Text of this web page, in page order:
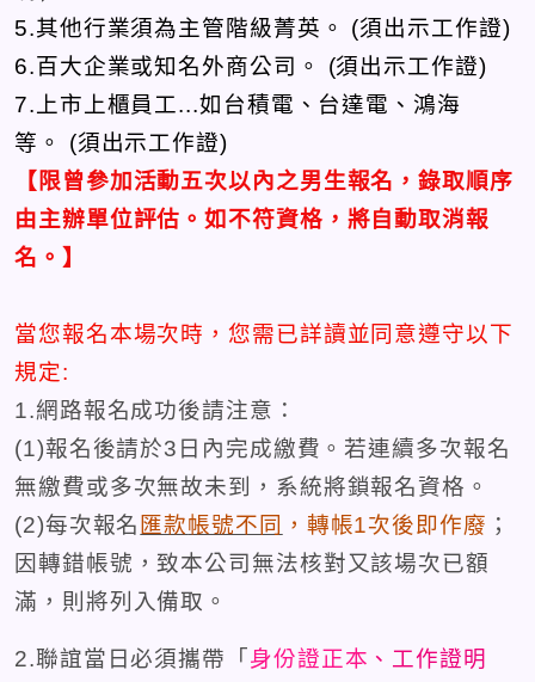
5.其他行業須為主管階級菁英。 (須出示工作證)
6.百大企業或知名外商公司。 (須出示工作證)
7.上市上櫃員工...如台積電、台達電、鴻海
等。
(須出示工作證)
【限曾參加活動五次以內之男生報名，錄取順序
由主辦單位評估。如不符資格，將自動取消報
名。 】
當您報名本場次時，您需已詳讀並同意遵守以下
規定:
1.網路報名成功後請注意：
(1)報名後請於3日內完成繳費。若連續多次報名
無繳費或多次無故未到，系統將鎖報名資格。
(2)每次報名 匯款帳號不同 ，轉帳1次後即作廢 ；
因轉錯帳號，致本公司無法核對又該場次已額
滿，則將列入備取。
2.聯誼當日必須攜帶「 身份證正本 、工作證明